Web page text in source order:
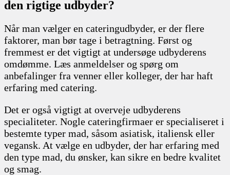
den rigtige udbyder?
Når man vælger en cateringudbyder, er der flere
faktorer, man bør tage i betragtning. Først og
fremmest er det vigtigt at undersøge udbyderens
omdømme. Læs anmeldelser og spørg om
anbefalinger fra venner eller kolleger, der har haft
erfaring med catering.
Det er også vigtigt at overveje udbyderens
specialiteter. Nogle cateringfirmaer er specialiseret i
bestemte typer mad, såsom asiatisk, italiensk eller
vegansk. At vælge en udbyder, der har erfaring med
den type mad, du ønsker, kan sikre en bedre kvalitet
og smag.